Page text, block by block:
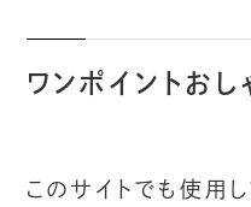
ワンポイントお
このサイトでも使用し